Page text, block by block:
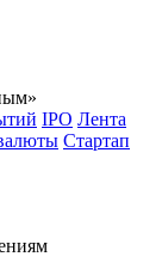
IPO Лента
Стартап